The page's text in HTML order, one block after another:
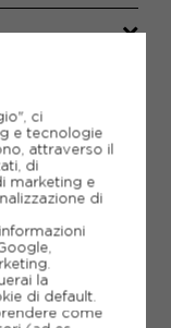
NOI
ci
e tecnologie
attraverso il
di
marketing e
di
la
di default.
come